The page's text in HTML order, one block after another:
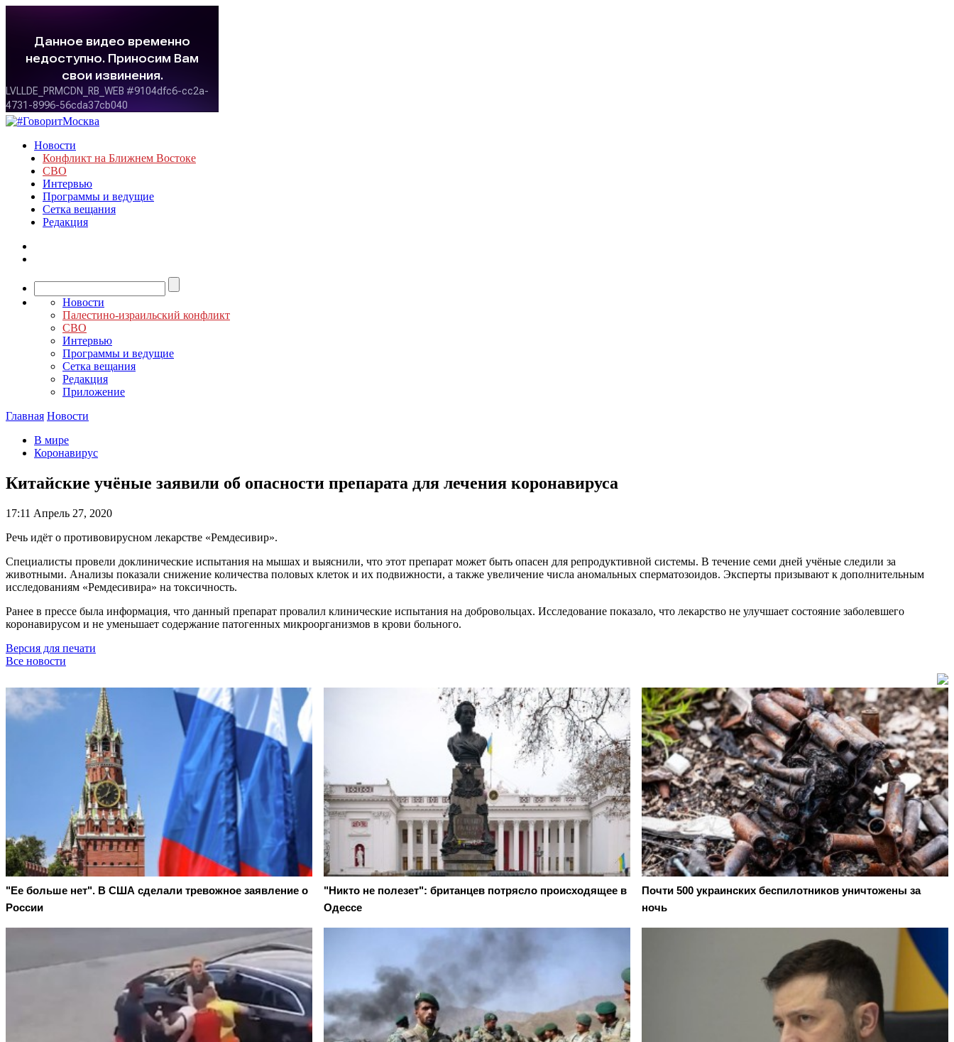
Новости
Конфликт на Ближнем Востоке
СВО
Интервью
Программы и ведущие
Сетка вещания
Редакция
Новости
Палестино-израильский конфликт
СВО
Интервью
Программы и ведущие
Сетка вещания
Редакция
Приложение
Главная Новости
В мире
Коронавирус
Китайские учёные заявили об опасности препарата для лечения коронавируса
17:11 Апрель 27, 2020
Речь идёт о противовирусном лекарстве «Ремдесивир».
Специалисты провели доклинические испытания на мышах и выяснили, что этот препарат может быть опасен для репродуктивной системы. В течение семи дней учёные следили за
животными. Анализы показали снижение количества половых клеток и их подвижности, а также увеличение числа аномальных сперматозоидов. Эксперты призывают к дополнительным
исследованиям «Ремдесивира» на токсичность.
Ранее в прессе была информация, что данный препарат провалил клинические испытания на добровольцах. Исследование показало, что лекарство не улучшает состояние заболевшего
коронавирусом и не уменьшает содержание патогенных микроорганизмов в крови больного.
Версия для печати
Все новости
"Ее больше нет". В США сделали тревожное заявление о
России
"Никто не полезет": британцев потрясло происходящее в
Одессе
Почти 500 украинских беспилотников уничтожены за
ночь